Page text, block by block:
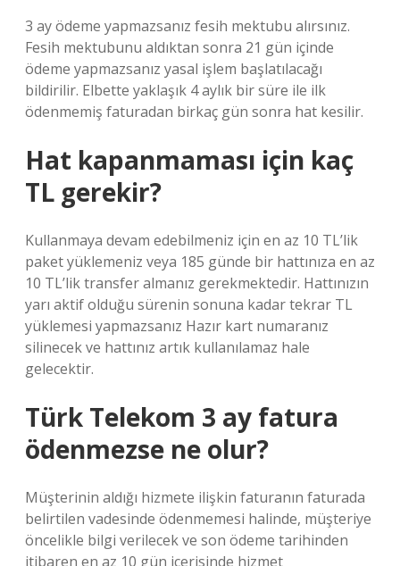
3 ay ödeme yapmazsanız fesih mektubu alırsınız.
Fesih mektubunu aldıktan sonra 21 gün içinde
ödeme yapmazsanız yasal işlem başlatılacağı
bildirilir. Elbette yaklaşık 4 aylık bir süre ile ilk
ödenmemiş faturadan birkaç gün sonra hat kesilir.
Hat kapanmaması için kaç
TL gerekir?
Kullanmaya devam edebilmeniz için en az 10 TL’lik
paket yüklemeniz veya 185 günde bir hattınıza en az
10 TL’lik transfer almanız gerekmektedir. Hattınızın
yarı aktif olduğu sürenin sonuna kadar tekrar TL
yüklemesi yapmazsanız Hazır kart numaranız
silinecek ve hattınız artık kullanılamaz hale
gelecektir.
Türk Telekom 3 ay fatura
ödenmezse ne olur?
Müşterinin aldığı hizmete ilişkin faturanın faturada
belirtilen vadesinde ödenmemesi halinde, müşteriye
öncelikle bilgi verilecek ve son ödeme tarihinden
itibaren en az 10 gün içerisinde hizmet